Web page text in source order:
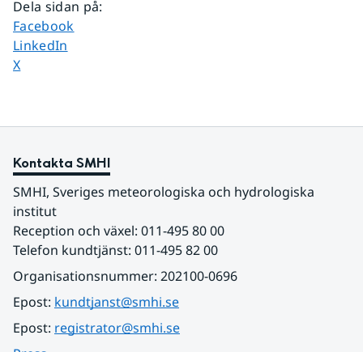
Dela sidan på:
Dela sidan på
Facebook
Dela sidan på
LinkedIn
Dela sidan på
X
Kontakta SMHI
SMHI, Sveriges meteorologiska och hydrologiska
institut
Reception och växel: 011-495 80 00
Telefon kundtjänst: 011-495 82 00
Organisationsnummer: 202100-0696
Epost: kundtjanst@smhi.se
Epost: registrator@smhi.se